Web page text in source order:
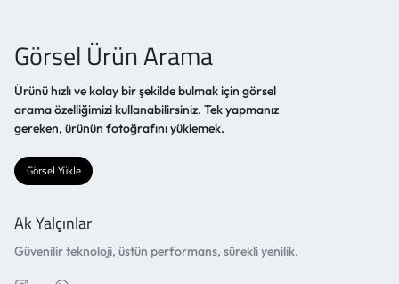
Görsel Ürün Arama
Ürünü hızlı ve kolay bir şekilde bulmak için görsel
arama özelliğimizi kullanabilirsiniz. Tek yapmanız
gereken, ürünün fotoğrafını yüklemek.
Görsel Yükle
Ak Yalçınlar
Güvenilir teknoloji, üstün performans, sürekli yenilik.